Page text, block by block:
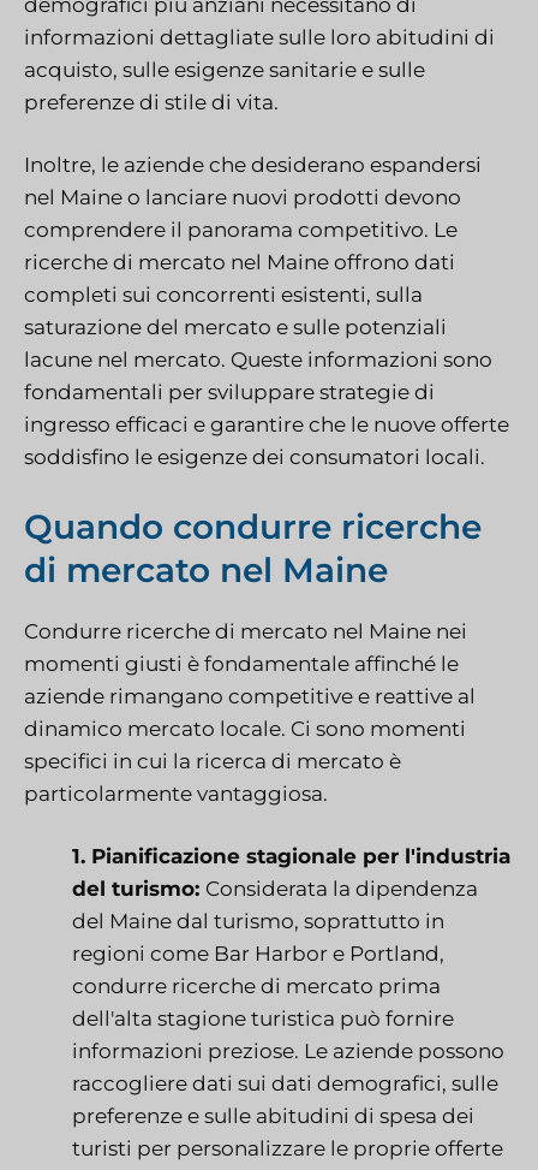
informazioni dettagliate sulle loro abitudini di
acquisto, sulle esigenze sanitarie e sulle
preferenze di stile di vita.
Inoltre, le aziende che desiderano espandersi
nel Maine o lanciare nuovi prodotti devono
comprendere il panorama competitivo. Le
ricerche di mercato nel Maine offrono dati
completi sui concorrenti esistenti, sulla
saturazione del mercato e sulle potenziali
lacune nel mercato. Queste informazioni sono
fondamentali per sviluppare strategie di
ingresso efficaci e garantire che le nuove offerte
soddisfino le esigenze dei consumatori locali.
Quando condurre ricerche
di mercato nel Maine
Condurre ricerche di mercato nel Maine nei
momenti giusti è fondamentale affinché le
aziende rimangano competitive e reattive al
dinamico mercato locale. Ci sono momenti
specifici in cui la ricerca di mercato è
particolarmente vantaggiosa.
1. Pianificazione stagionale per l'industria
del turismo: Considerata la dipendenza
del Maine dal turismo, soprattutto in
regioni come Bar Harbor e Portland,
condurre ricerche di mercato prima
dell'alta stagione turistica può fornire
informazioni preziose. Le aziende possono
raccogliere dati sui dati demografici, sulle
preferenze e sulle abitudini di spesa dei
turisti per personalizzare le proprie offerte